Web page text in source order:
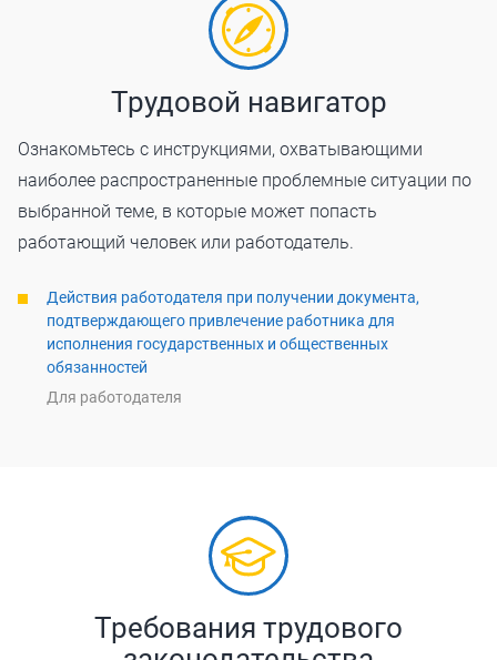
Трудовой навигатор
Ознакомьтесь с инструкциями, охватывающими
наиболее распространенные проблемные ситуации по
выбранной теме, в которые может попасть
работающий человек или работодатель.
Действия работодателя при получении документа,
подтверждающего привлечение работника для
исполнения государственных и общественных
обязанностей
Для работодателя
Требования трудового